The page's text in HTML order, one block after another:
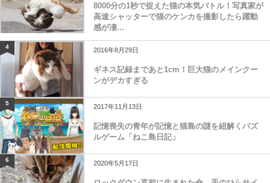
8000分の1秒で捉えた猫の本気バトル！写真家が
高速シャッターで猫のケンカを撮影したら躍動
感が凄...
4 2016年8月29日
ギネス記録まであと1cm！巨大猫のメインクー
ンがデカすぎる
5 2017年11月13日
記憶喪失の青年が記憶と猫島の謎を紐解くパズ
ルゲーム「ねこ島日記」
6 2020年5月17日